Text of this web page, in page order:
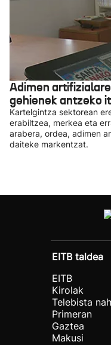
Adimen
gehienek antzeko
Kartelgintza sektorean
erabiltzea, merkea eta
arabera, ordea, adimen
daiteke markentzat.
EITB taldea
EITB
Kirolak
Telebista
Primeran
Gaztea
Makusi